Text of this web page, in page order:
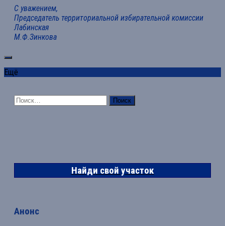
С уважением,
Председатель территориальной избирательной комиссии
Лабинская
М.Ф.Зинкова
Ещё
Найти:
Найди свой участок
Анонс